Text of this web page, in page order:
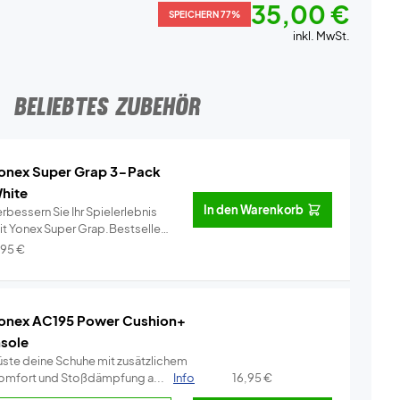
SPEICHERN 77% 35,00 €
inkl. MwSt.
BELIEBTES ZUBEHÖR
Super Grap 3-Pack
Sie Ihr Spielerlebnis
Yonex Super Grap.Bestseller
Info
€
In den Warenkorb
AC195 Power Cushion+
deine Schuhe mit zusätzlichem
und Stoßdämpfung a...
Info 16,95€